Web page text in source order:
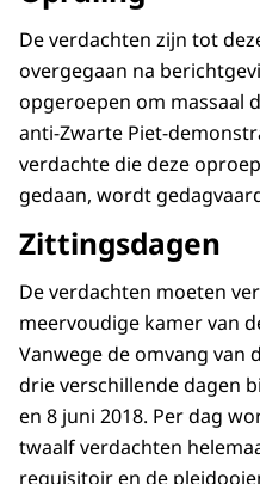
De verdachten zijn tot
overgegaan na
opgeroepen om massaal
anti-Zwarte Piet-
verdachte die deze
gedaan, wordt
Zittingsdagen
De verdachten moeten
meervoudige kamer van
Vanwege de omvang van
drie verschillende dagen
en 8 juni 2018. Per dag
twaalf verdachten
requisitoir en de